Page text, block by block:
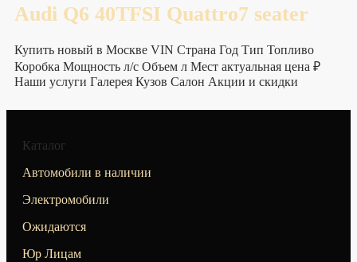
Audi Q6 40TFSI Quattro7 seater
Купить новый в Москве VIN Страна Год Тип Топливо
Коробка Мощность л/с Объем л Мест актуальная цена ₽
Наши услуги Галерея Кузов Салон Акции и скидки
Каталог
Автомобили в наличии
Электромобили
Ожидаются
Юр Лицам